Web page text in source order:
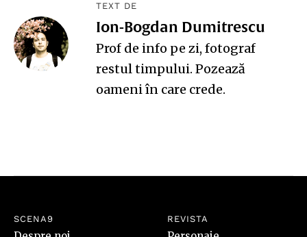
TEXT DE
Ion-Bogdan Dumitrescu
Prof de info pe zi, fotograf
restul timpului. Pozează
oameni în care crede.
SCENA9 REVISTA